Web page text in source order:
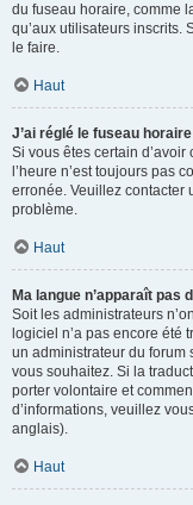
du fuseau horaire, comme
qu’aux utilisateurs inscrits.
le faire.
Haut
J’ai réglé le fuseau
Si vous êtes certain
l’heure n’est toujours pas
erronée. Veuillez contacter
problème.
Haut
Ma langue n’apparaît pas
Soit les administrateurs
logiciel n’a pas encore été
un administrateur du forum
vous souhaitez. Si la
porter volontaire et
d’informations, veuillez
anglais).
Haut